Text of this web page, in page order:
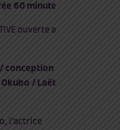
60 minutes
ouverte au
conception &
/ Laëtitia
l’actrice